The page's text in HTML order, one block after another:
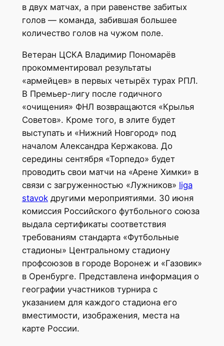
в двух матчах, а при равенстве забитых
голов — команда, забившая большее
количество голов на чужом поле.
Ветеран ЦСКА Владимир Пономарёв
прокомментировал результаты
«армейцев» в первых четырёх турах РПЛ.
В Премьер-лигу после годичного
«очищения» ФНЛ возвращаются «Крылья
Советов». Кроме того, в элите будет
выступать и «Нижний Новгород» под
началом Александра Кержакова. До
середины сентября «Торпедо» будет
проводить свои матчи на «Арене Химки» в
связи с загруженностью «Лужников» liga
stavokдругими мероприятиями. 30 июня
комиссия Российского футбольного союза
выдала сертификаты соответствия
требованиям стандарта «Футбольные
стадионы» Центральному стадиону
профсоюзов в городе Воронеж и «Газовик»
в Оренбурге. Представлена информация о
географии участников турнира с
указанием для каждого стадиона его
вместимости, изображения, места на
карте России.